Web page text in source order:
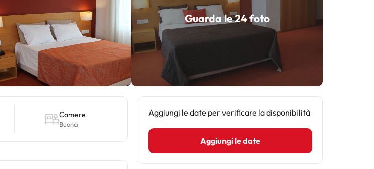
Guarda le 24 foto
Camere
Buona
Aggiungi le date per verificare la disponibilità
Aggiungi le date